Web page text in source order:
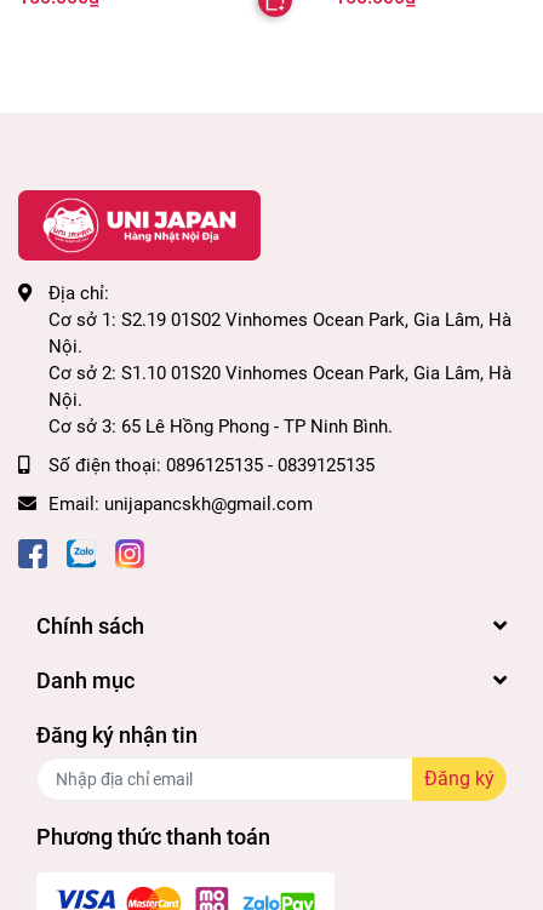
Địa chỉ:
Cơ sở 1: S2.19 01S02 Vinhomes Ocean Park, Gia Lâm, Hà
Nội.
Cơ sở 2: S1.10 01S20 Vinhomes Ocean Park, Gia Lâm, Hà
Nội.
Cơ sở 3: 65 Lê Hồng Phong - TP Ninh Bình.
Số điện thoại: 0896125135 - 0839125135
Email: unijapancskh@gmail.com
Chính sách
Danh mục
Đăng ký nhận tin
Đăng ký
Phương thức thanh toán